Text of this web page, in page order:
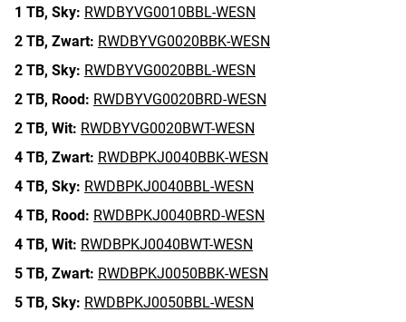
1 TB, Sky: RWDBYVG0010BBL-WESN
2 TB, Zwart: RWDBYVG0020BBK-WESN
2 TB, Sky: RWDBYVG0020BBL-WESN
2 TB, Rood: RWDBYVG0020BRD-WESN
2 TB, Wit: RWDBYVG0020BWT-WESN
4 TB, Zwart: RWDBPKJ0040BBK-WESN
4 TB, Sky: RWDBPKJ0040BBL-WESN
4 TB, Rood: RWDBPKJ0040BRD-WESN
4 TB, Wit: RWDBPKJ0040BWT-WESN
5 TB, Zwart: RWDBPKJ0050BBK-WESN
5 TB, Sky: RWDBPKJ0050BBL-WESN